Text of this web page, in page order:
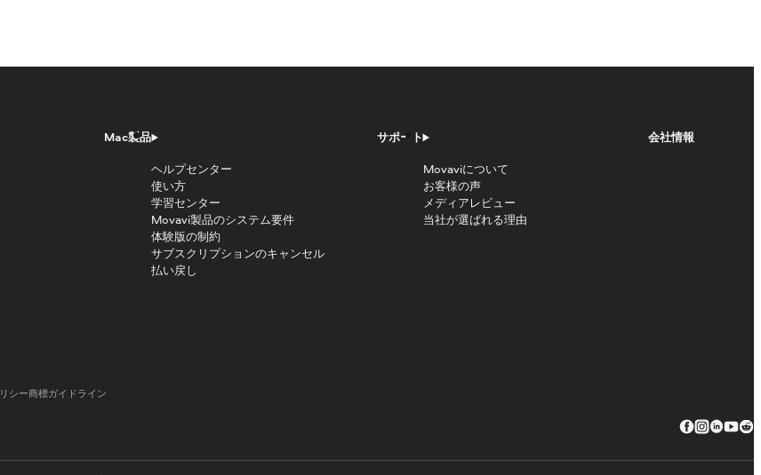
Mac製品
サポート
ヘルプセンター
使い方
学習センター
Movavi製品のシステム要件
体験版の制約
サブスクリプションのキャンセル
払い戻し
会社情報
Movaviについて
お客様の声
メディアレビュー
当社が選ばれる理由
シー商標ガイドライン